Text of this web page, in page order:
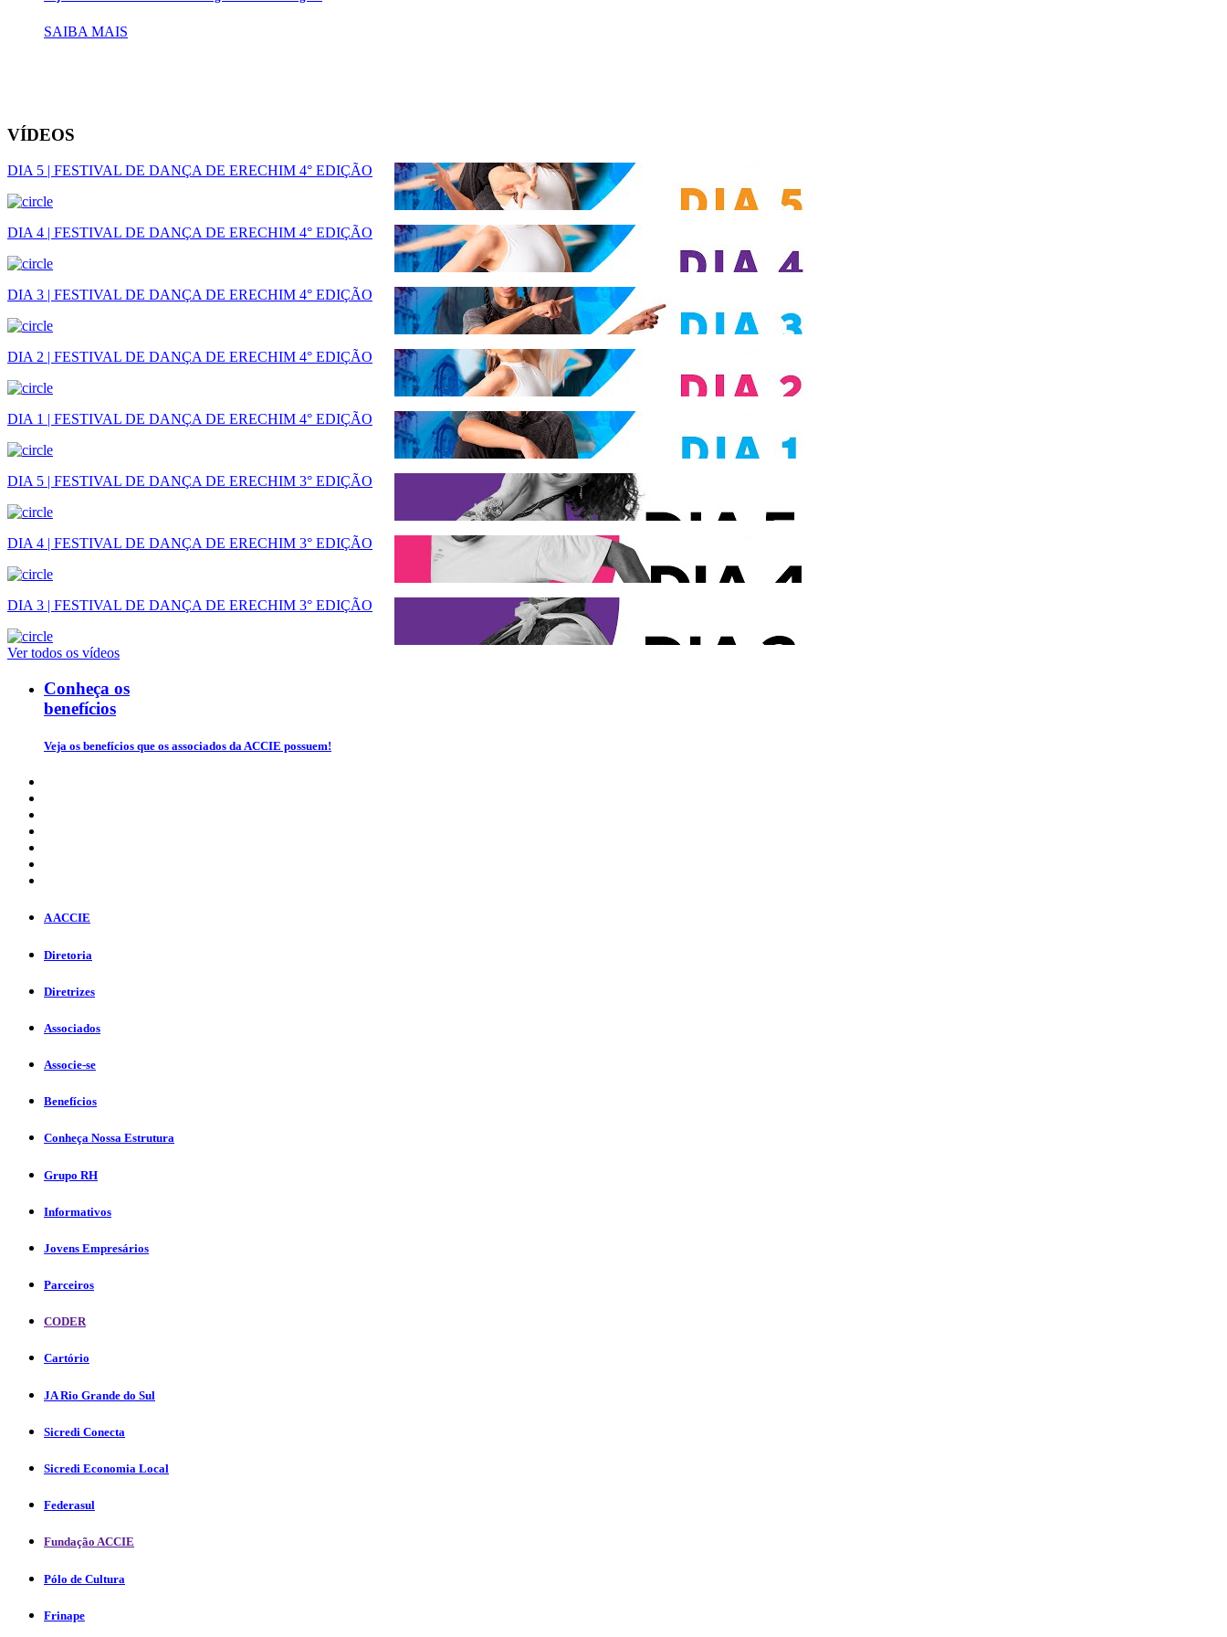
SAIBA MAIS
VÍDEOS
DIA 5 | FESTIVAL DE DANÇA DE ERECHIM 4° EDIÇÃO
DIA 4 | FESTIVAL DE DANÇA DE ERECHIM 4° EDIÇÃO
DIA 3 | FESTIVAL DE DANÇA DE ERECHIM 4° EDIÇÃO
DIA 2 | FESTIVAL DE DANÇA DE ERECHIM 4° EDIÇÃO
DIA 1 | FESTIVAL DE DANÇA DE ERECHIM 4° EDIÇÃO
DIA 5 | FESTIVAL DE DANÇA DE ERECHIM 3° EDIÇÃO
DIA 4 | FESTIVAL DE DANÇA DE ERECHIM 3° EDIÇÃO
DIA 3 | FESTIVAL DE DANÇA DE ERECHIM 3° EDIÇÃO
Ver todos os vídeos
Conheça os
benefícios
Veja os benefícios que os associados da ACCIE possuem!
A ACCIE
Diretoria
Diretrizes
Associados
Associe-se
Benefícios
Conheça Nossa Estrutura
Grupo RH
Informativos
Jovens Empresários
Parceiros
CODER
Cartório
JA Rio Grande do Sul
Sicredi Conecta
Sicredi Economia Local
Federasul
Fundação ACCIE
Pólo de Cultura
Frinape